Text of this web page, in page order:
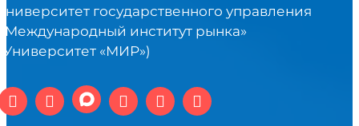
государственного управления
институт рынка»
«МИР»)